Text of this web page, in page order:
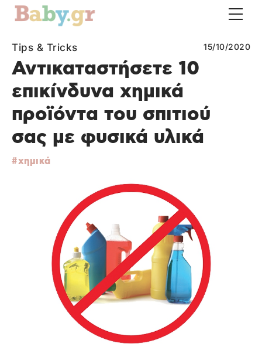
Tips & Tricks 15/10/2020
Αντικαταστήσετε 10
επικίνδυνα χημικά
προϊόντα του σπιτιού
σας με φυσικά υλικά
χημικά